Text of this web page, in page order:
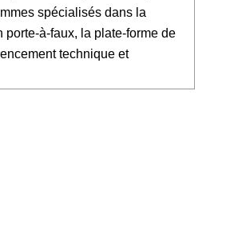
spécialisés dans la
à-faux, la plate-forme de
technique et